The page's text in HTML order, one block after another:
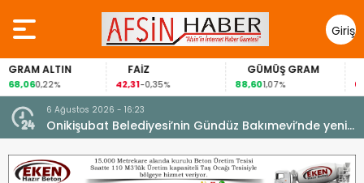
Giriş
Yap
FAİZ
42,31-0,35%
GÜMÜŞ GRAM
88,601,07%
BITCOIN
63.760,00
6 Ağustos 2026 - 16:23
Onikişubat Belediyesi’nin Gündüz Bakımevi’nde yeni
dönemin ön kayıtları başladı.